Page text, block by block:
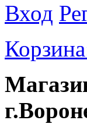
Вход